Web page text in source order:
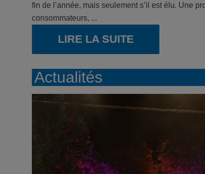
fin de l’année, mais seulement s’il est élu. Une
consommateurs, ...
LIRE LA SUITE
Actualités